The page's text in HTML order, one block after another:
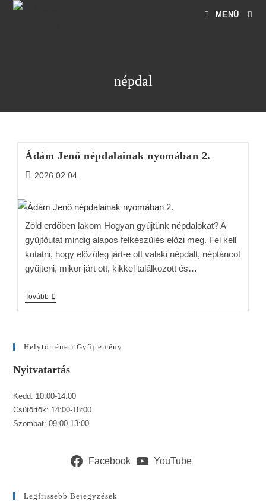
MENÜ
népdal
Ádám Jenő népdalainak nyomában 2.
2026.02.04.
Zöld erdőben lakom Hogyan gyűjtünk népdalokat? A
gyűjtőutat mindig alapos felkészülés előzi meg. Fel kell
kutatni, hogy előzőleg járt-e ott valaki népdalt, néptáncot
gyűjteni, mikor járt ott, kikkel találkozott és…
Tovább
Helytörténeti Gyűjtemény
Nyitvatartás
Kedd: 10:00-14:00
Csütörtök: 14:00-18:00
Szombat: 09:00-13:00
Facebook YouTube
Legfrissebb Bejegyzések